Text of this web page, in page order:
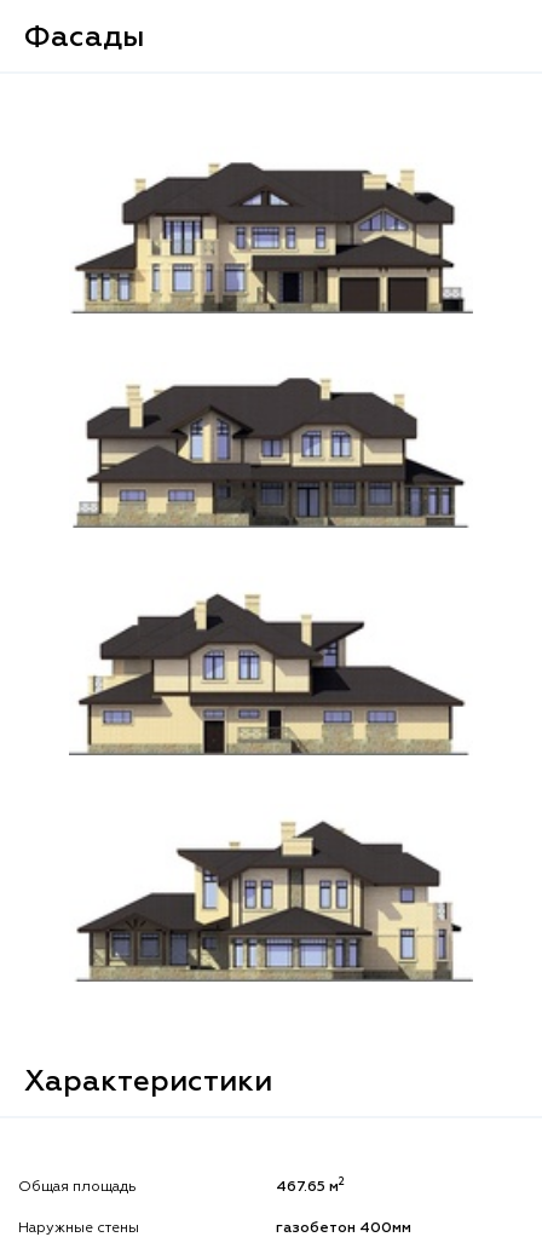
Фасады
Характеристики
Общая площадь 467.65 м2
Наружные стены газобетон 400мм